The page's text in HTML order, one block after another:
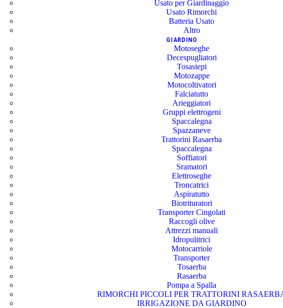
Usato per Giardinaggio
Usato Rimorchi
Batteria Usato
Altro
GIARDINO
Motoseghe
Decespugliatori
Tosasiepi
Motozappe
Motocoltivatori
Falciatutto
Arieggiatori
Gruppi elettrogeni
Spaccalegna
Spazzaneve
Trattorini Rasaerba
Spaccalegna
Soffiatori
Sramatori
Elettroseghe
Troncatrici
Aspiratutto
Biotrituratori
Transporter Cingolati
Raccogli olive
Attrezzi manuali
Idropulitrici
Motocarriole
Transporter
Tosaerba
Rasaerba
Pompa a Spalla
RIMORCHI PICCOLI PER TRATTORINI
IRRIGAZIONE DA GIARDINO